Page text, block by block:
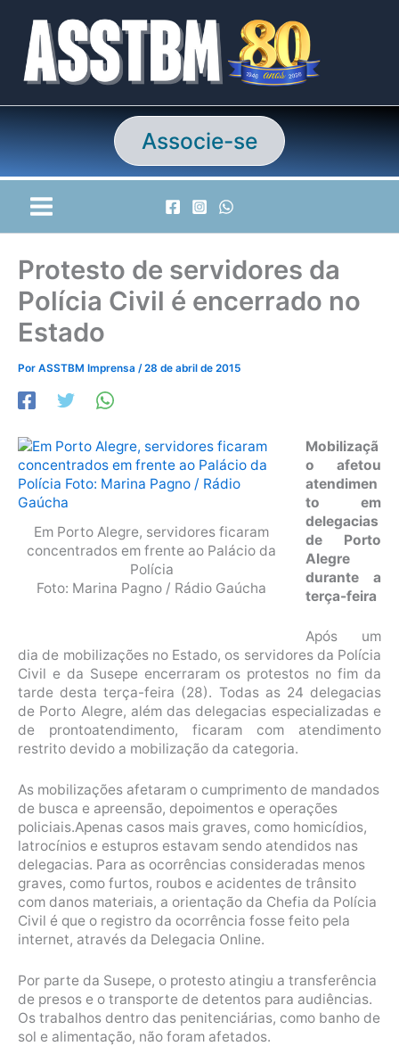
conteúdo
Associe-se
Protesto de servidores da
Polícia Civil é encerrado no
Estado
Por ASSTBM Imprensa /28 de abril de 2015
Em Porto Alegre, servidores ficaram
concentrados em frente ao Palácio da
Polícia
Foto: Marina Pagno / Rádio Gaúcha
Mobilizaçã
o afetou
atendimen
to em
delegacias
de Porto
Alegre
durante a
terça-feira
Após um
dia de mobilizações no Estado, os servidores da Polícia
Civil e da Susepe encerraram os protestos no fim da
tarde desta terça-feira (28). Todas as 24 delegacias
de Porto Alegre, além das delegacias especializadas e
de prontoatendimento, ficaram com atendimento
restrito devido a mobilização da categoria.
As mobilizações afetaram o cumprimento de mandados
de busca e apreensão, depoimentos e operações
policiais.Apenas casos mais graves, como homicídios,
latrocínios e estupros estavam sendo atendidos nas
delegacias. Para as ocorrências consideradas menos
graves, como furtos, roubos e acidentes de trânsito
com danos materiais, a orientação da Chefia da Polícia
Civil é que o registro da ocorrência fosse feito pela
internet, através da Delegacia Online.
Por parte da Susepe, o protesto atingiu a transferência
de presos e o transporte de detentos para audiências.
Os trabalhos dentro das penitenciárias, como banho de
sol e alimentação, não foram afetados.